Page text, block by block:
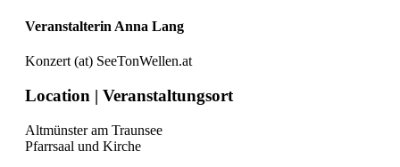
Veranstalterin Anna Lang
Konzert (at) SeeTonWellen.at
Location | Veranstaltungsort
Altmünster am Traunsee
Pfarrsaal und Kirche